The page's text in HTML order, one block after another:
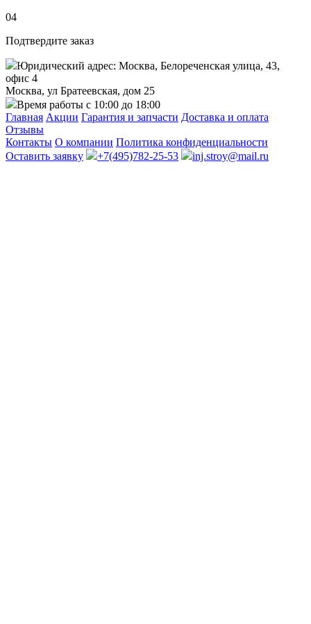
04
Подтвердите заказ
Юридический адрес: Москва, Белореченская улица, 43,
офис 4
Москва, ул Братеевская, дом 25
Время работы с 10:00 до 18:00
Главная Акции Гарантия и запчасти Доставка и оплата
Отзывы
Контакты О компании Политика конфиденциальности
Оставить заявку
+7(495)782-25-53 inj.stroy@mail.ru